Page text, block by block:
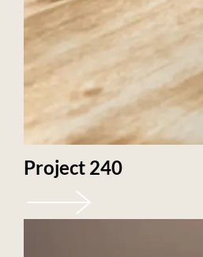
Project 240